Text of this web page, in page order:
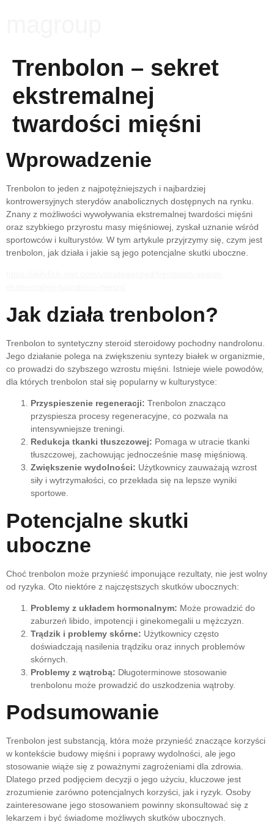
Trenbolon – sekret
ekstremalnej
twardości mięśni
Wprowadzenie
Trenbolon to jeden z najpotężniejszych i najbardziej
kontrowersyjnych sterydów anabolicznych dostępnych na rynku.
Znany z możliwości wywoływania ekstremalnej twardości mięśni
oraz szybkiego przyrostu masy mięśniowej, zyskał uznanie wśród
sportowców i kulturystów. W tym artykule przyjrzymy się, czym jest
trenbolon, jak działa i jakie są jego potencjalne skutki uboczne.
Jak działa trenbolon?
Trenbolon to syntetyczny steroid steroidowy pochodny nandrolonu.
Jego działanie polega na zwiększeniu syntezy białek w organizmie,
co prowadzi do szybszego wzrostu mięśni. Istnieje wiele powodów,
dla których trenbolon stał się popularny w kulturystyce:
Przyspieszenie regeneracji: Trenbolon znacząco
przyspiesza procesy regeneracyjne, co pozwala na
intensywniejsze treningi.
Redukcja tkanki tłuszczowej: Pomaga w utracie tkanki
tłuszczowej, zachowując jednocześnie masę mięśniową.
Zwiększenie wydolności: Użytkownicy zauważają wzrost
siły i wytrzymałości, co przekłada się na lepsze wyniki
sportowe.
Potencjalne skutki
uboczne
Choć trenbolon może przynieść imponujące rezultaty, nie jest wolny
od ryzyka. Oto niektóre z najczęstszych skutków ubocznych:
Problemy z układem hormonalnym: Może prowadzić do
zaburzeń libido, impotencji i ginekomegalii u mężczyzn.
Trądzik i problemy skórne: Użytkownicy często
doświadczają nasilenia trądziku oraz innych problemów
skórnych.
Problemy z wątrobą: Długoterminowe stosowanie
trenbolonu może prowadzić do uszkodzenia wątroby.
Podsumowanie
Trenbolon jest substancją, która może przynieść znaczące korzyści
w kontekście budowy mięśni i poprawy wydolności, ale jego
stosowanie wiąże się z poważnymi zagrożeniami dla zdrowia.
Dlatego przed podjęciem decyzji o jego użyciu, kluczowe jest
zrozumienie zarówno potencjalnych korzyści, jak i ryzyk. Osoby
zainteresowane jego stosowaniem powinny skonsultować się z
lekarzem i być świadome możliwych skutków ubocznych.